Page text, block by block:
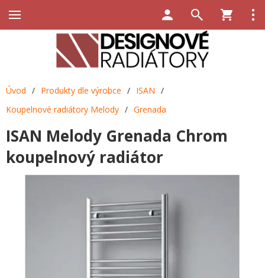
Úvod / Produkty dle výrobce / ISAN /
Koupelnové radiátory Melody / Grenada
ISAN Melody Grenada Chrom
koupelnový radiátor